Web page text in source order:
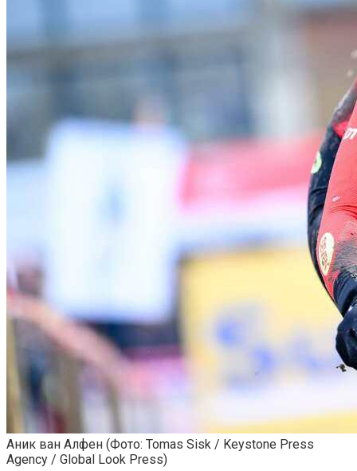
Аник ван Алфен (Фото: Tomas Sisk / Keystone Press
Agency / Global Look Press)